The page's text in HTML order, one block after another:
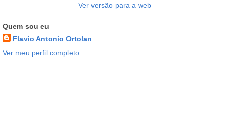
Ver versão para a web
Quem sou eu
Flavio Antonio Ortolan
Ver meu perfil completo